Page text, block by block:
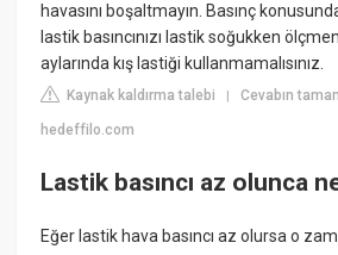
havasını boşaltmayın. Basınç
lastik basıncınızı lastik soğukken
aylarında kış lastiği kullanmamalısınız.
Kaynak kaldırma talebi |Cevabın
hedeffilo.com
Lastik basıncı az olunca
Eğer lastik hava basıncı az olursa o